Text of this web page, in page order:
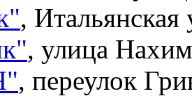
", Итальянская
", улица
", переулок